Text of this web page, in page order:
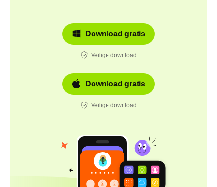
Download gratis
Veilige download
Download gratis
Veilige download